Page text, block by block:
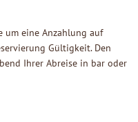
um eine Anzahlung auf
Gültigkeit. Den
Ihrer Abreise in bar oder